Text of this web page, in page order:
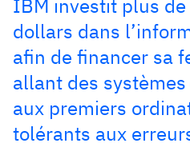
IBM investit plus
dollars dans
afin de financer sa
allant des
aux premiers
tolérants aux